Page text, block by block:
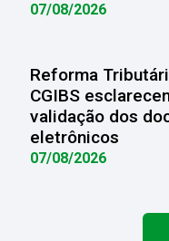
07/08/2026
Reforma
CGIBS
validação dos
eletrônicos
07/08/2026